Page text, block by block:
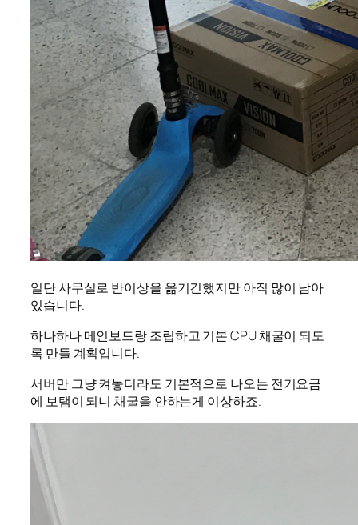
일단 사무실로 반이상을 옮기긴했지만 아직 많이 남아
있습니다.
하나하나 메인보드랑 조립하고 기본 CPU 채굴이 되도
록 만들 계획입니다.
서버만 그냥 켜놓더라도 기본적으로 나오는 전기요금
에 보탬이 되니 채굴을 안하는게 이상하죠.